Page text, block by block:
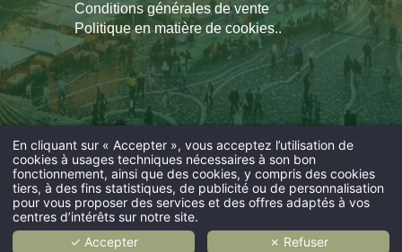
Conditions générales de vente
Politique en matière de cookies..
En cliquant sur « Accepter », vous acceptez l’utilisation de
cookies à usages techniques nécessaires à son bon
fonctionnement, ainsi que des cookies, y compris des cookies
tiers, à des fins statistiques, de publicité ou de personnalisation
pour vous proposer des services et des offres adaptés à vos
centres d’intérêts sur notre site.
✓ Accepter
✗ Refuser